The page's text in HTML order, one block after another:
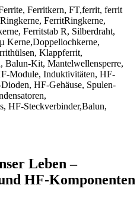
Ferritkern, FT,ferrit, ferrit
FerritRingkerne,
Ferritstab R, Silberdraht,
Klappferrit,
Balun-Kit, Mantelwellensperre,
Module, Induktivitäten, HF-
HF-Gehäuse, Spulen-
HF-Steckverbinder,Balun,
Leben –
HF-Komponenten